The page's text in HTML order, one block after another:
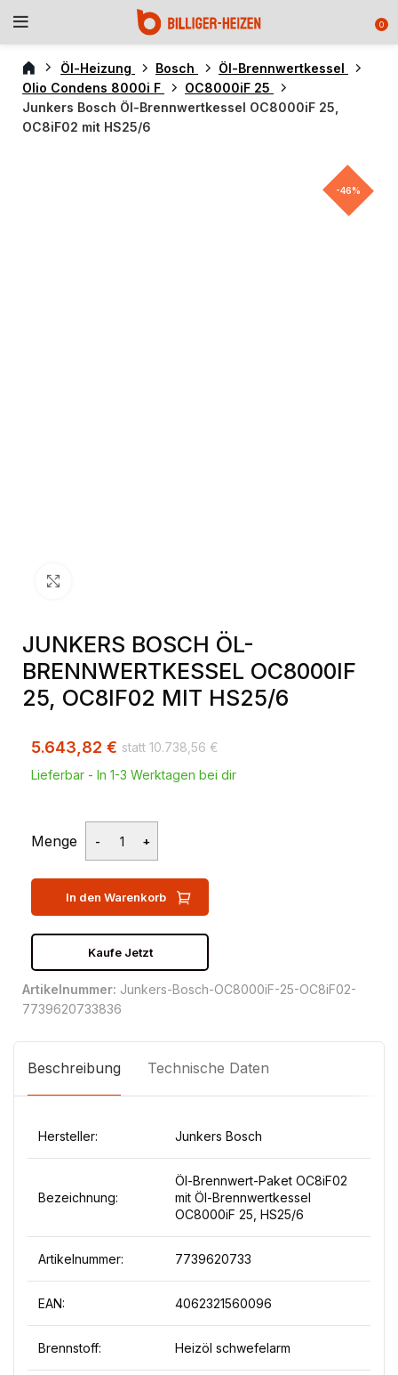
0
Öl-Heizung Bosch
Öl-Brennwertkessel
Olio Condens 8000i F
OC8000iF 25
Junkers Bosch Öl-Brennwertkessel OC8000iF 25,
OC8iF02 mit HS25/6
-46%
JUNKERS BOSCH ÖL-
BRENNWERTKESSEL OC8000IF
25, OC8IF02 MIT HS25/6
10.738,56 €
5.643,82 €
Lieferbar - In 1-3 Werktagen bei dir
Menge
In den Warenkorb
Kaufe Jetzt
Artikelnummer: Junkers-Bosch-OC8000iF-25-OC8iF02-
7739620733836
Beschreibung Technische Daten
Hersteller: Junkers Bosch
Bezeichnung:
Öl-Brennwert-Paket OC8iF02
mit Öl-Brennwertkessel
OC8000iF 25, HS25/6
Artikelnummer: 7739620733
EAN: 4062321560096
Brennstoff: Heizöl schwefelarm